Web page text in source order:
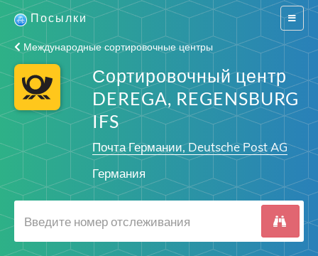
Switch
Посылки
Международные сортировочные центры
Сортировочный центр
DEREGA, REGENSBURG
IFS
Почта Германии, Deutsche Post AG
Германия